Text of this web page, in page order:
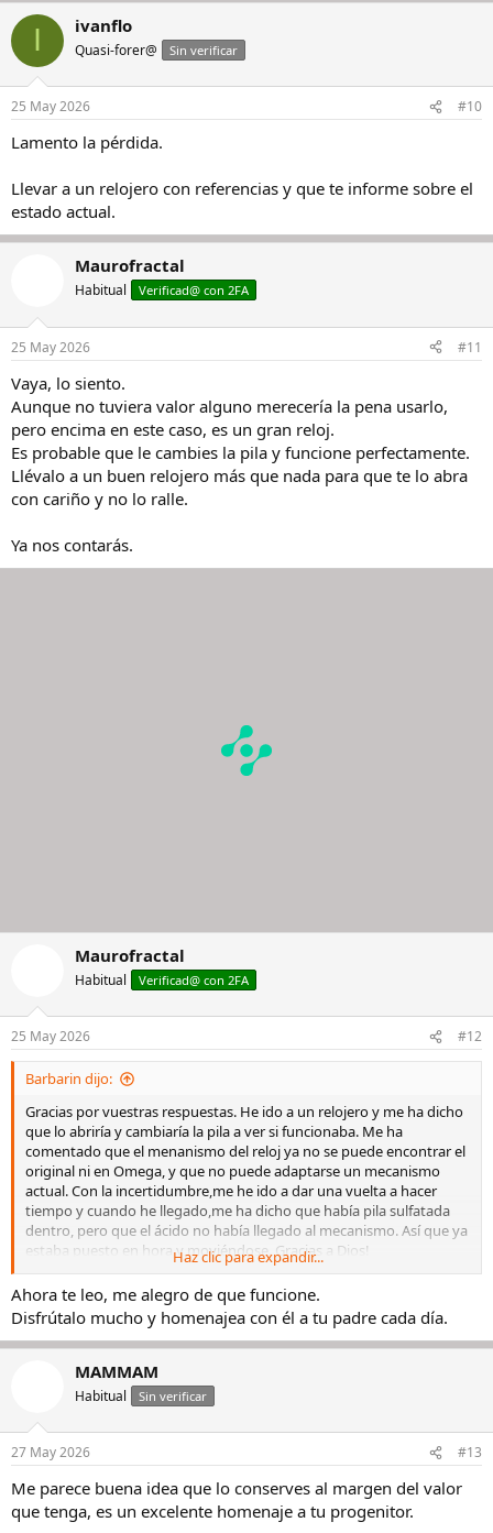
I ivanflo
Quasi-forer@ Sin verificar
25 May 2026 #10
Lamento la pérdida.
Llevar a un relojero con referencias y que te informe sobre el
estado actual.
Maurofractal
Habitual Verificad@ con 2FA
25 May 2026 #11
Vaya, lo siento.
Aunque no tuviera valor alguno merecería la pena usarlo,
pero encima en este caso, es un gran reloj.
Es probable que le cambies la pila y funcione perfectamente.
Llévalo a un buen relojero más que nada para que te lo abra
con cariño y no lo ralle.
Ya nos contarás.
Maurofractal
Habitual Verificad@ con 2FA
25 May 2026 #12
Barbarin dijo:
Gracias por vuestras respuestas. He ido a un relojero y me ha dicho
que lo abriría y cambiaría la pila a ver si funcionaba. Me ha
comentado que el menanismo del reloj ya no se puede encontrar el
original ni en Omega, y que no puede adaptarse un mecanismo
actual. Con la incertidumbre,me he ido a dar una vuelta a hacer
tiempo y cuando he llegado,me ha dicho que había pila sulfatada
dentro, pero que el ácido no había llegado al mecanismo. Así que ya
estaba puesto en hora y moviéndose. Gracias a Dios!
Luego he ido a una joyería artesanal en la que me han dicho que no
hay problema en hacerle una cadena de oro para el cierre de
seguridad, pero como tienen que soldarla, debía dejar el reloj unas
semanas. Como de momento no me corre prisa le he dicho que ya
más adelante.
De momento está vivo, que es lo que quería.
Luego mw he probado un moonphase, pero eso ya es otra
Haz clic para expandir...
Ahora te leo, me alegro de que funcione.
Disfrútalo mucho y homenajea con él a tu padre cada día.
MAMMAM
Habitual Sin verificar
27 May 2026 #13
Me parece buena idea que lo conserves al margen del valor
que tenga, es un excelente homenaje a tu progenitor.